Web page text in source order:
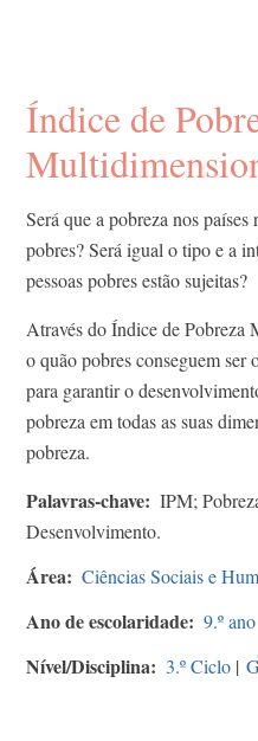
Índice de
Será que a pobreza nos
pobres? Será igual o tipo e a
pessoas pobres estão sujeitas?
Através do Índice de Pobreza
o quão pobres conseguem ser
para garantir o
pobreza em todas as suas
pobreza.
Palavras-chave
IPM;
Desenvolvimento.
Área Ciências Sociais e
Ano de escolaridade 9.º ano
Nível/Disciplina 3.º Ciclo |